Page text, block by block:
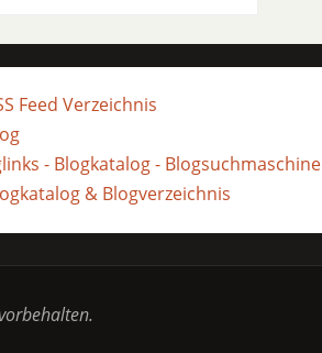
- Blogkatalog - Blogsuchmaschine